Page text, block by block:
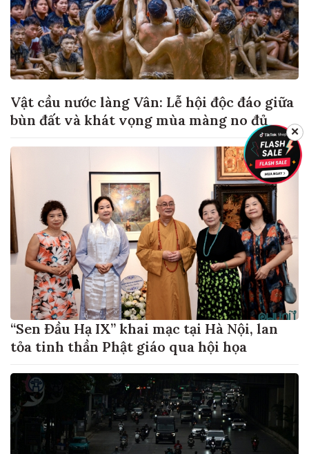
Vật cầu nước làng Vân: Lễ hội độc đáo giữa
bùn đất và khát vọng mùa màng no đủ
“Sen Đầu Hạ IX” khai mạc tại Hà Nội, lan
tỏa tinh thần Phật giáo qua hội họa
✕